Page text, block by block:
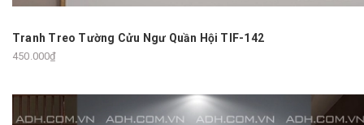
Tranh Treo Tường Cửu Ngư Quần Hội TIF-142
450.000₫